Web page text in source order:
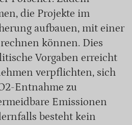
die Projekte im
aufbauen, mit einer
können. Dies
Vorgaben erreicht
verpflichten, sich
Entnahme zu
Emissionen
besteht kein